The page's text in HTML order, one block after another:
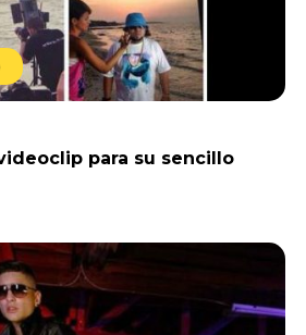
para su sencillo